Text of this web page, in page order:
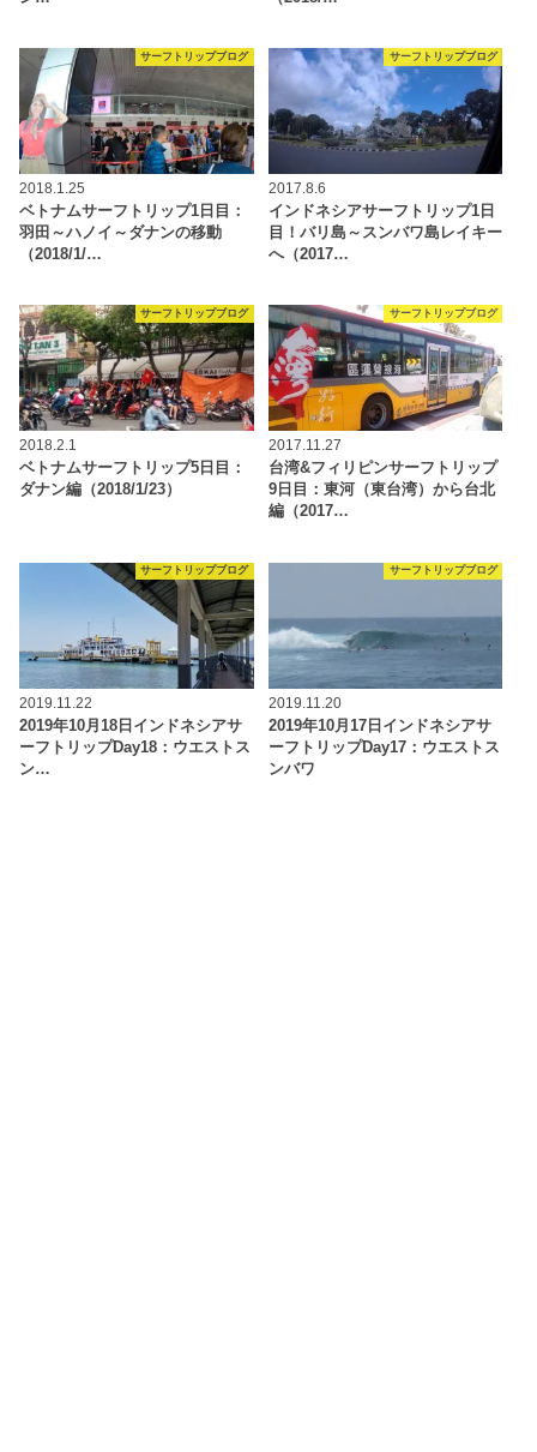
サーフトリップブログ
2018.1.25
ベトナムサーフトリップ1日目：
羽田～ハノイ～ダナンの移動
（2018/1/…
サーフトリップブログ
2017.8.6
インドネシアサーフトリップ1日
目！バリ島～スンバワ島レイキー
へ（2017…
サーフトリップブログ
2018.2.1
ベトナムサーフトリップ5日目：
ダナン編（2018/1/23）
サーフトリップブログ
2017.11.27
台湾&フィリピンサーフトリップ
9日目：東河（東台湾）から台北
編（2017…
サーフトリップブログ
2019.11.22
2019年10月18日インドネシアサ
ーフトリップDay18：ウエストス
ン…
サーフトリップブログ
2019.11.20
2019年10月17日インドネシアサ
ーフトリップDay17：ウエストス
ンバワ